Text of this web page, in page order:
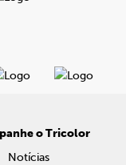
o Tricolor
Notícias